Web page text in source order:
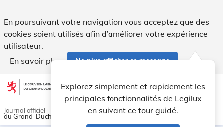
En poursuivant votre navigation vous acceptez que des
cookies soient utilisés afin d’améliorer votre expérience
utilisateur.
En savoir plus
Ne plus afficher ce message
Aller au contenu account_circle help Aide
Explorez simplement et rapidement les
principales fonctionnalités de Legilux
en suivant ce tour guidé.
light_mode dark_mode
Journal officiel
du Grand-Duché de Luxembourg